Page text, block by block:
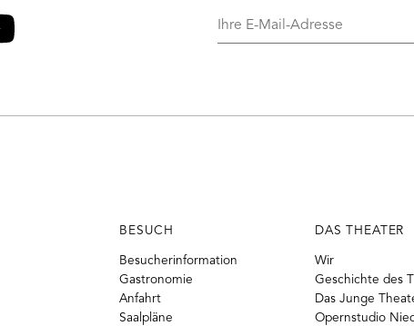
Ihre
BESUCH
Besucherinformation
Gastronomie
Anfahrt
Saalpläne
DAS THEATER
Wir
Geschichte des
Das Junge
Opernstudio